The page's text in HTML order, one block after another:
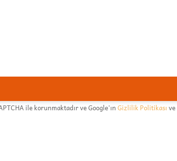
ile korunmaktadır ve Google'ınGizlilik Politikasıve